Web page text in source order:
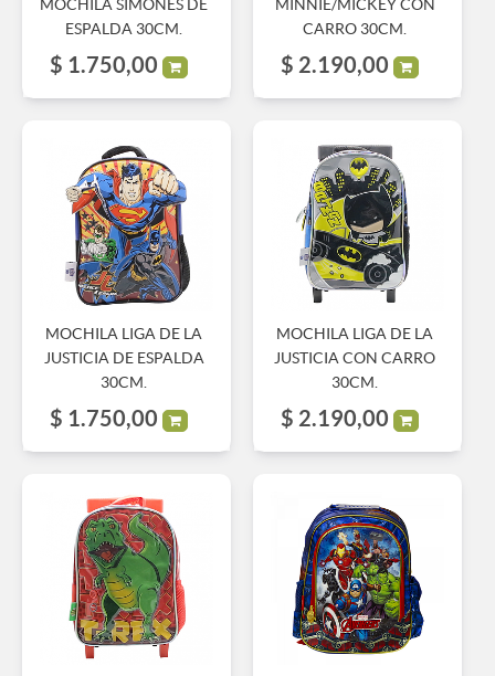
MOCHILA SIMONES DE
ESPALDA 30CM.
$ 1.750,00
MINNIE/MICKEY CON
CARRO 30CM.
$ 2.190,00
MOCHILA LIGA DE LA
JUSTICIA DE ESPALDA
30CM.
$ 1.750,00
MOCHILA LIGA DE LA
JUSTICIA CON CARRO
30CM.
$ 2.190,00